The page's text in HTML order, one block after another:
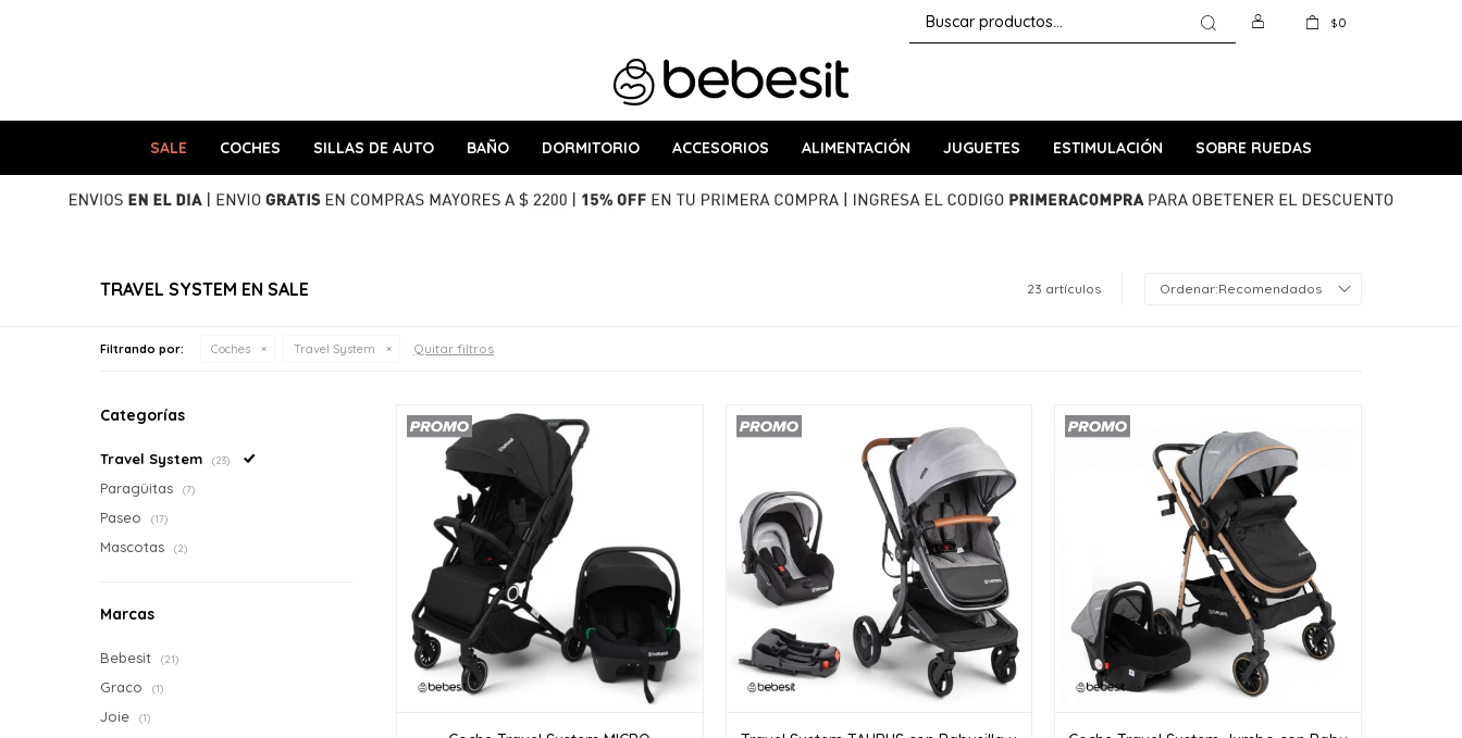
SALE COCHES SILLAS DE AUTO BAÑO DORMITORIO ACCESORIOS ALIMENTACIÓN JUGUETES ESTIMULACIÓN SOBRE RUEDAS
$0
TRAVEL SYSTEM EN SALE 23 artículos Recomendados
Filtrando por: Coches Travel System Quitar filtros
Categorías
Travel System (23)
Paragüitas (7)
Paseo (17)
Mascotas (2)
Marcas
Bebesit (21)
Graco (1)
Joie (1)